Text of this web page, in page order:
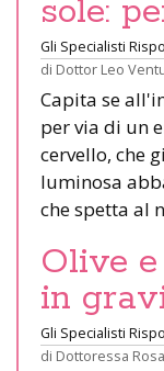
sole:
Gli Specialisti
di Dottor Leo
Capita se
per via di un
cervello, che
luminosa
che spetta al
Olive
in
Gli Specialisti
di Dottoressa